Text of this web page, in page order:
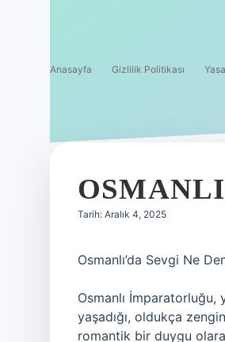
Anasayfa Gizlilik Politikası
Tarih: Aralık 4, 2025
Osmanlı’da Sevgi Ne
Osmanlı
yaşadığı, oldukça
romantik bir duygu